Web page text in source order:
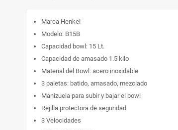
Marca Henkel
Modelo: B15B
Capacidad bowl: 15 Lt.
Capacidad de amasado 1.5 kilo
Material del Bowl: acero inoxidable
3 paletas: batido, amasado, mezclado
Manizuela para subir y bajar el bowl
Rejilla protectora de seguridad
3 Velocidades